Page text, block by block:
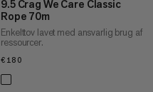
9.5 Crag We Care Classic
Rope 70m
Enkelttov lavet med ansvarlig brug af
ressourcer.
€180